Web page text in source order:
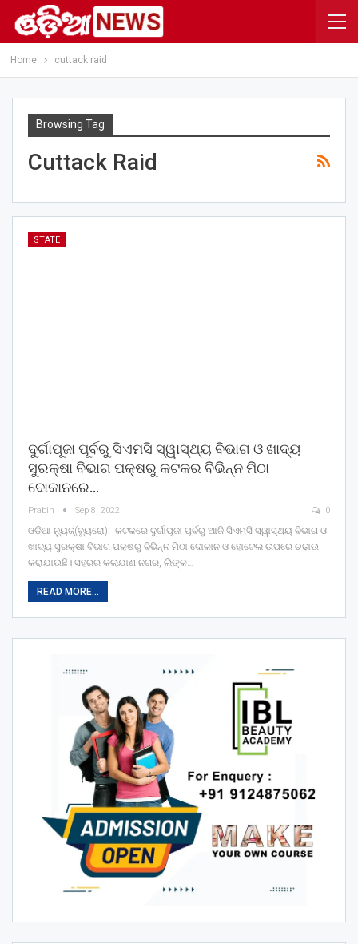
Home cuttack raid
Browsing Tag
Cuttack Raid
STATE
ଦୁର୍ଗାପୂଜା ପୂର୍ବରୁ ସିଏମସି ସ୍ୱାସ୍ଥ୍ୟ ବିଭାଗ ଓ ଖାଦ୍ୟ
ସୁରକ୍ଷା ବିଭାଗ ପକ୍ଷରୁ କଟକର ବିଭିନ୍ନ ମିଠା
ଦୋକାନରେ…
Prabin Sep 8, 2022 0
ଓଡିଆ ନ୍ୟୁଜ୍(ବ୍ୟୁରୋ): କଟକରେ ଦୁର୍ଗାପୂଜା ପୂର୍ବରୁ ଆଜି ସିଏମସି ସ୍ୱାସ୍ଥ୍ୟ ବିଭାଗ ଓ
ଖାଦ୍ୟ ସୁରକ୍ଷା ବିଭାଗ ପକ୍ଷରୁ ବିଭିନ୍ନ ମିଠା ଦୋକାନ ଓ ହୋଟେଲ ଉପରେ ଚଢାଉ
କରାଯାଉଛି। ସହରର କଲ୍ଯାଣ ନଗର, ଲିଙ୍କ…
READ MORE...